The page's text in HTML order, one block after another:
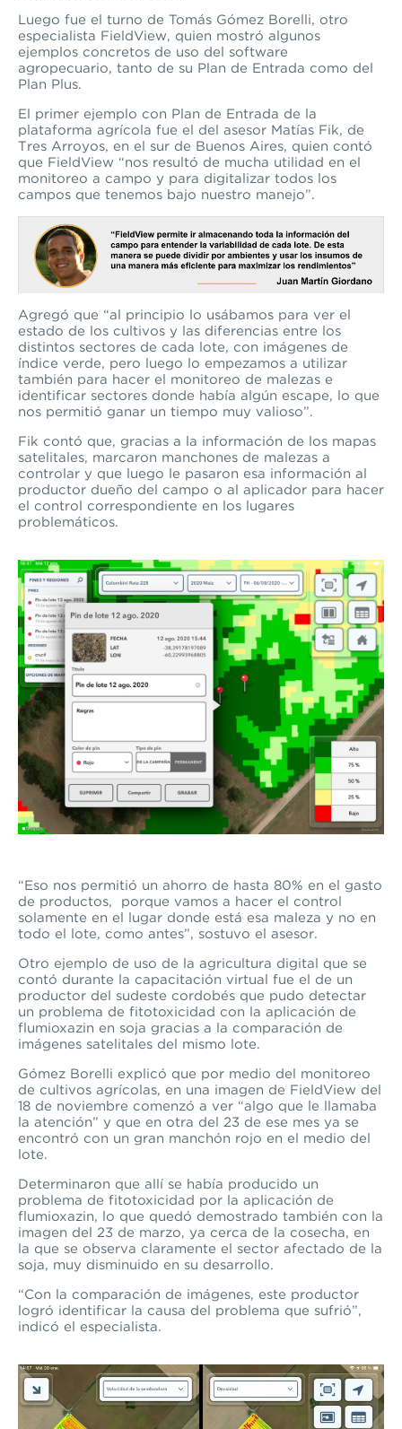
Luego fue el turno de Tomás Gómez Borelli, otro
especialista FieldView, quien mostró algunos
ejemplos concretos de uso del software
agropecuario, tanto de su Plan de Entrada como del
Plan Plus.
El primer ejemplo con Plan de Entrada de la
plataforma agrícola fue el del asesor Matías Fik, de
Tres Arroyos, en el sur de Buenos Aires, quien contó
que FieldView “nos resultó de mucha utilidad en el
monitoreo a campo y para digitalizar todos los
campos que tenemos bajo nuestro manejo”.
Agregó que “al principio lo usábamos para ver el
estado de los cultivos y las diferencias entre los
distintos sectores de cada lote, con imágenes de
índice verde, pero luego lo empezamos a utilizar
también para hacer el monitoreo de malezas e
identificar sectores donde había algún escape, lo que
nos permitió ganar un tiempo muy valioso”.
Fik contó que, gracias a la información de los mapas
satelitales, marcaron manchones de malezas a
controlar y que luego le pasaron esa información al
productor dueño del campo o al aplicador para hacer
el control correspondiente en los lugares
problemáticos.
“Eso nos permitió un ahorro de hasta 80% en el gasto
de productos, porque vamos a hacer el control
solamente en el lugar donde está esa maleza y no en
todo el lote, como antes”, sostuvo el asesor.
Otro ejemplo de uso de la agricultura digital que se
contó durante la capacitación virtual fue el de un
productor del sudeste cordobés que pudo detectar
un problema de fitotoxicidad con la aplicación de
flumioxazin en soja gracias a la comparación de
imágenes satelitales del mismo lote.
Gómez Borelli explicó que por medio del monitoreo
de cultivos agrícolas, en una imagen de FieldView del
18 de noviembre comenzó a ver “algo que le llamaba
la atención” y que en otra del 23 de ese mes ya se
encontró con un gran manchón rojo en el medio del
lote.
Determinaron que allí se había producido un
problema de fitotoxicidad por la aplicación de
flumioxazin, lo que quedó demostrado también con la
imagen del 23 de marzo, ya cerca de la cosecha, en
la que se observa claramente el sector afectado de la
soja, muy disminuido en su desarrollo.
“Con la comparación de imágenes, este productor
logró identificar la causa del problema que sufrió”,
indicó el especialista.